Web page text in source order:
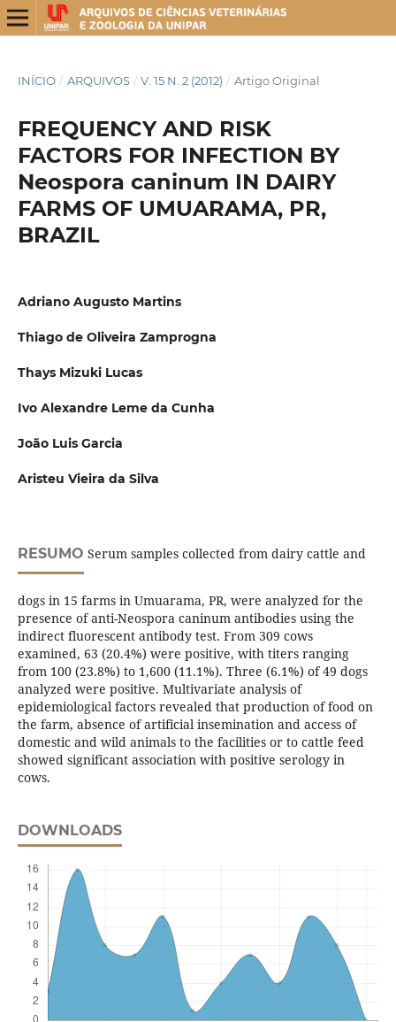
INÍCIO / ARQUIVOS / V. 15 N. 2 (2012) / Artigo Original
FREQUENCY AND RISK
FACTORS FOR INFECTION BY
Neospora caninum IN DAIRY
FARMS OF UMUARAMA, PR,
BRAZIL
Adriano Augusto Martins
Thiago de Oliveira Zamprogna
Thays Mizuki Lucas
Ivo Alexandre Leme da Cunha
João Luis Garcia
Aristeu Vieira da Silva
RESUMO Serum samples collected from dairy cattle and
dogs in 15 farms in Umuarama, PR, were analyzed for the
presence of anti-Neospora caninum antibodies using the
indirect fluorescent antibody test. From 309 cows
examined, 63 (20.4%) were positive, with titers ranging
from 100 (23.8%) to 1,600 (11.1%). Three (6.1%) of 49 dogs
analyzed were positive. Multivariate analysis of
epidemiological factors revealed that production of food on
the farm, absence of artificial insemination and access of
domestic and wild animals to the facilities or to cattle feed
showed significant association with positive serology in
cows.
DOWNLOADS